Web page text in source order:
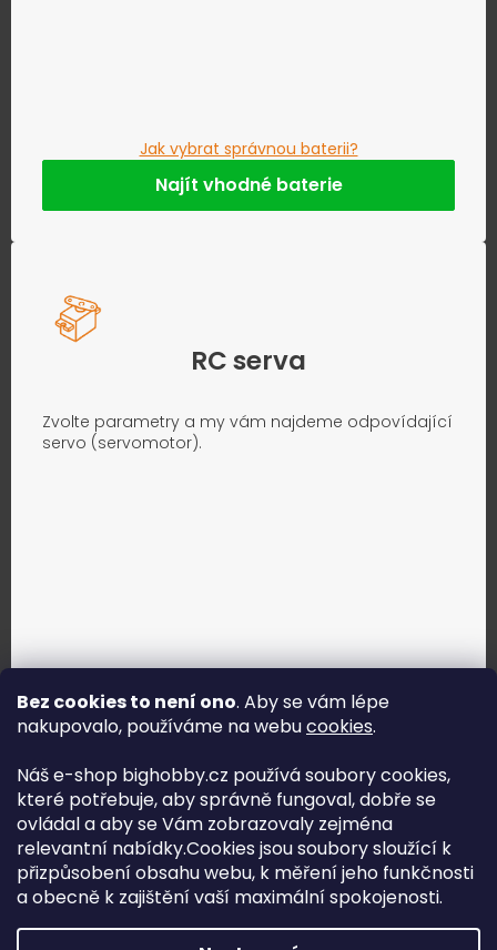
Bez cookies to není ono. Aby se vám lépe
nakupovalo, používáme na webucookies.
Náš e-shop bighobby.cz používá soubory cookies,
které potřebuje, aby správně fungoval, dobře se
ovládal a aby se Vám zobrazovaly zejména
relevantní nabídky.Cookies jsou soubory sloužící k
přizpůsobení obsahu webu, k měření jeho funkčnosti
a obecně k zajištění vaší maximální spokojenosti.
Jak vybrat správnou baterii?
Najít vhodné baterie
RC serva
Zvolte parametry a my vám najdeme odpovídající
servo (servomotor).
Jak vybrat správné servo?
Najít správné servo